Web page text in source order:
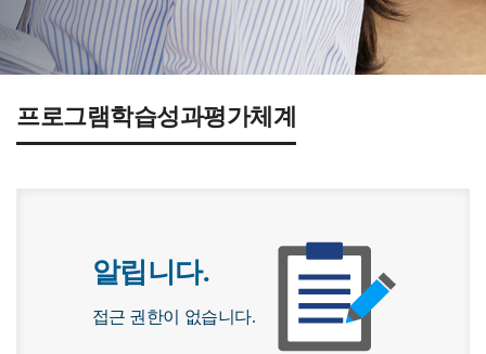
프로그램학습성과평가체계
알립니다.
접근 권한이 없습니다.